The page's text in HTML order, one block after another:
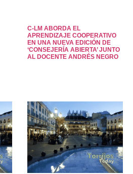
C-LM ABORDA EL
APRENDIZAJE COOPERATIVO
EN UNA NUEVA EDICIÓN DE
‘CONSEJERÍA ABIERTA’ JUNTO
AL DOCENTE ANDRÉS NEGRO